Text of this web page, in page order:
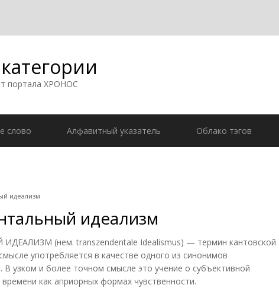
портала ХРОНОС
слово Алфавитный указатель Облако тэгов
идеализм
идеализм
(нем. transzendentale Idealismus) — термин кантовской
употребляется в качестве одного из синонимов
В узком и более точном смысле это учение о субъективной
как априорных формах чувственности.